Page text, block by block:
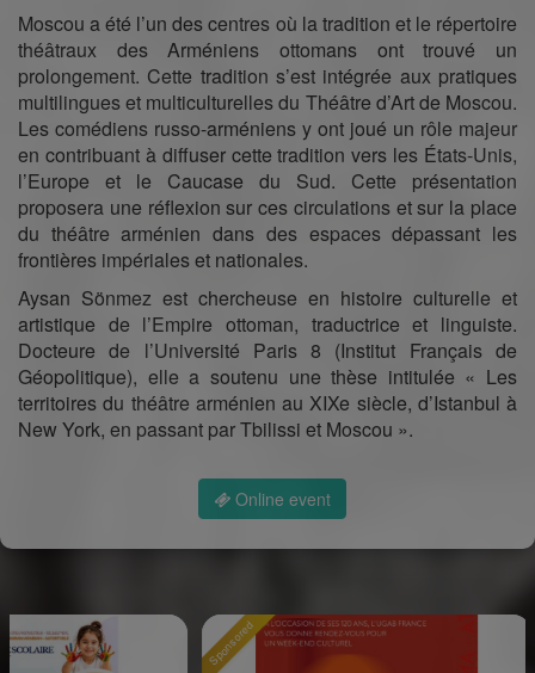
Moscou a été l’un des centres où la tradition et le répertoire
théâtraux des Arméniens ottomans ont trouvé un
prolongement. Cette tradition s’est intégrée aux pratiques
multilingues et multiculturelles du Théâtre d’Art de Moscou.
Les comédiens russo-arméniens y ont joué un rôle majeur
en contribuant à diffuser cette tradition vers les États-Unis,
l’Europe et le Caucase du Sud. Cette présentation
proposera une réflexion sur ces circulations et sur la place
du théâtre arménien dans des espaces dépassant les
frontières impériales et nationales.
Aysan Sönmez est chercheuse en histoire culturelle et
artistique de l’Empire ottoman, traductrice et linguiste.
Docteure de l’Université Paris 8 (Institut Français de
Géopolitique), elle a soutenu une thèse intitulée « Les
territoires du théâtre arménien au XIXe siècle, d’Istanbul à
New York, en passant par Tbilissi et Moscou ».
Online event
Sponsored